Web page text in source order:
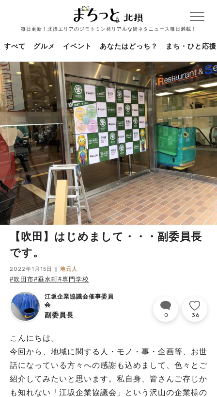
毎日更新！北摂エリアのジモトミン発リアルな街ネタニュース毎日満載！
すべて グルメ イベント あなたはどっち？ まち・ひと応援
【吹田】はじめまして・・・副委員長
です。
2022年1月15日 地元人
#吹田市#垂水町#専門学校
江坂企業協議会催事委員
会
副委員長 0 36
こんにちは。
今回から、地域に関する人・モノ・事・企画等、お世
話になっている方々への感謝も込めまして、色々とご
紹介してみたいと思います。私自身、皆さんご存じか
も知れない「江坂企業協議会」という沢山の企業様の